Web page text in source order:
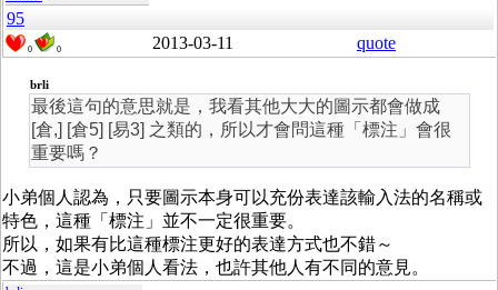
95
0 0 2013-03-11 quote
brli
最後這句的意思就是，我看其他大大的圖示都會做成
[倉,] [倉5] [易3] 之類的，所以才會問這種「標注」會很
重要嗎？
小弟個人認為，只要圖示本身可以充份表達該輸入法的名稱或
特色，這種「標注」並不一定很重要。
所以，如果有比這種標注更好的表達方式也不錯～
不過，這是小弟個人看法，也許其他人有不同的意見。